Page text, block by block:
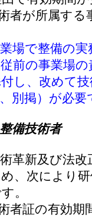
者が所属す
業場で整備の
前の事業場
し、改めて
、別掲）が必要
備技術者
革新及び法改
、次により
。
者証の有効